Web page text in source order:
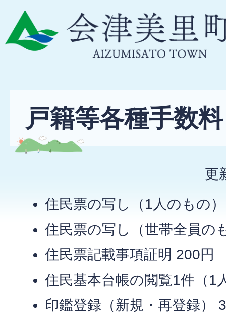
戸籍等各種手数料
更
住民票の写し（1人のもの
住民票の写し（世帯全員の
住民票記載事項証明 200円
住民基本台帳の閲覧1件（1
印鑑登録（新規・再登録）